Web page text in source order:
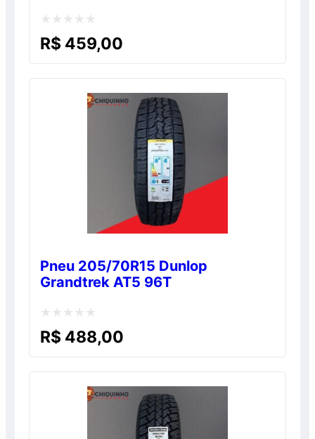
Avaliação
R$ 459,00
Pneu 205/70R15 Dunlop
Grandtrek AT5 96T
Avaliação
R$ 488,00